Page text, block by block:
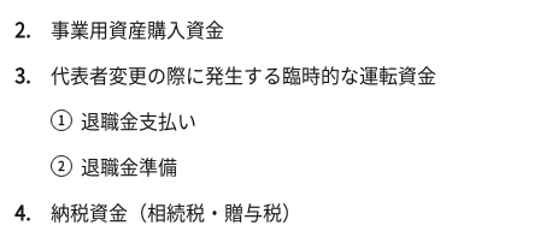
事業用資産購入資金
代表者変更の際に発生する臨時的な運転資金
退職金支払い
退職金準備
納税資金（相続税・贈与税）